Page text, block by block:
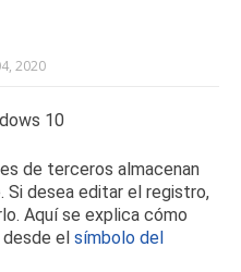
2020
de terceros almacenan
Si desea editar el registro,
Aquí se explica cómo
el símbolo del